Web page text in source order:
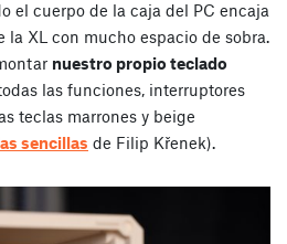
el cuerpo de la caja del PC encaja
la XL con mucho espacio de sobra.
nuestro propio teclado
las funciones, interruptores
teclas marrones y beige
sencillas de Filip Křenek).